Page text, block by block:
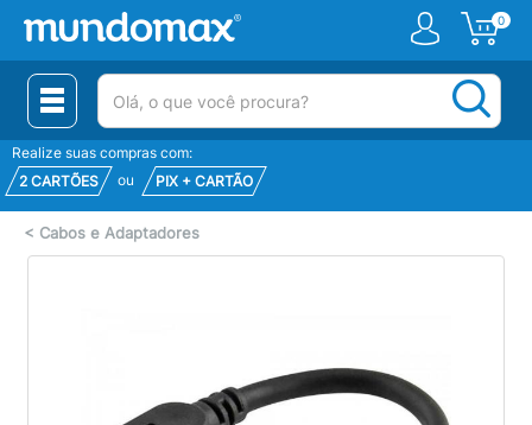
0
(pesquisar)
Realize suas compras com:
2 CARTÕES
ou PIX + CARTÃO
< Cabos e Adaptadores